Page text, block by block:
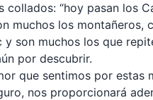
“hoy pasan los
muchos los
son muchos los que
por descubrir.
que sentimos por estas
nos proporcionará